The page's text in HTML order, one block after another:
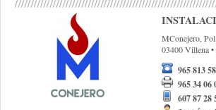
MConejero,
03400 Villena•
965 813
965 34 06
607 87 28